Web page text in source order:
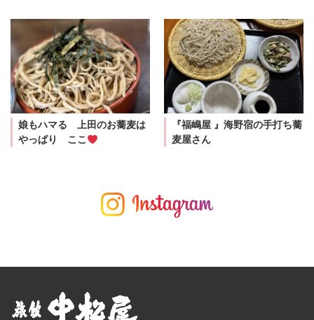
娘もハマる 上田のお蕎麦は
やっぱり ここ
『福嶋屋 』海野宿の手打ち蕎
麦屋さん